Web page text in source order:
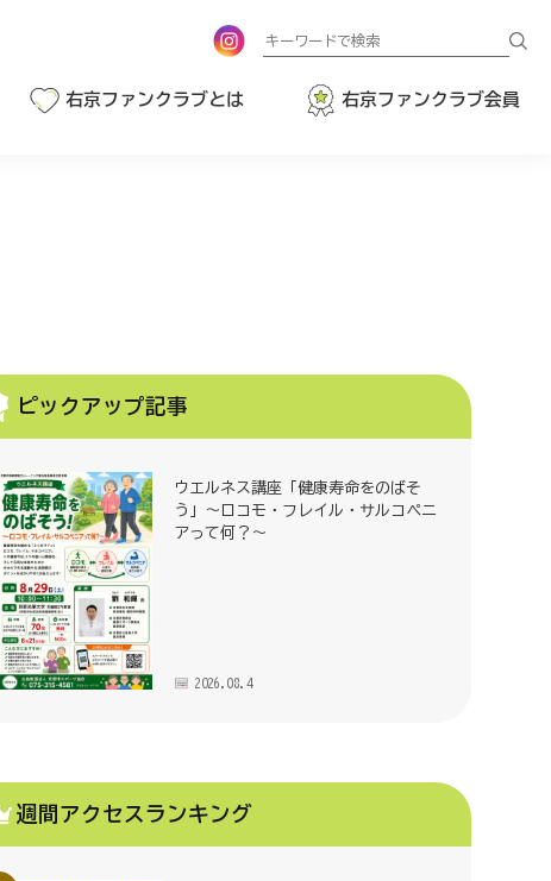
右京ファンクラブとは 右京ファンクラブ会員
ピックアップ記事
ウエルネス講座「健康寿命をのばそ
う」～ロコモ・フレイル・サルコペニ
アって何？～
2026.08.4
週間アクセスランキング